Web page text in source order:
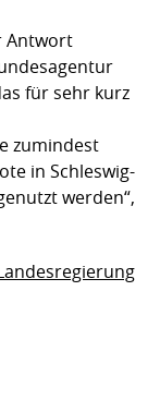
Antwort
für sehr kurz
zumindest
in Schleswig-
werden“,